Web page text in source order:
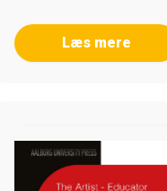
Læs mere